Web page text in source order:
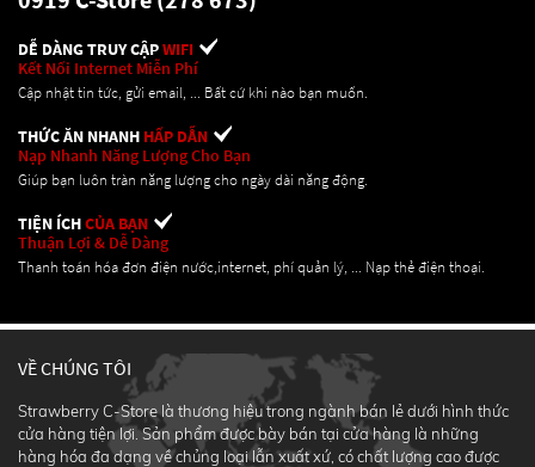
DỄ DÀNG TRUY CẬPWIFI
Kết Nối Internet Miễn Phí
Cập nhật tin tức, gửi email, ... Bất cứ khi nào bạn muốn.
THỨC ĂN NHANH HẤP DẪN
Nạp Nhanh Năng Lượng Cho Bạn
Giúp bạn luôn tràn năng lượng cho ngày dài năng động.
TIỆN ÍCHCỦA BẠN
Thuận Lợi & Dễ Dàng
Thanh toán hóa đơn điện nước,internet, phí quản lý, ... Nạp thẻ điện thoại.
VỀ CHÚNG TÔI
Strawberry C-Store là thương hiệu trong ngành bán lẻ dưới hình thức
cửa hàng tiện lợi. Sản phẩm được bày bán tại cửa hàng là những
hàng hóa đa dạng về chủng loại lẫn xuất xứ, có chất lượng cao được